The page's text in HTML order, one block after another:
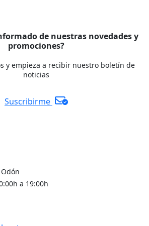
de nuestras novedades y
promociones?
y empieza a recibir nuestro boletín de
noticias
Suscribirme
a 19:00h